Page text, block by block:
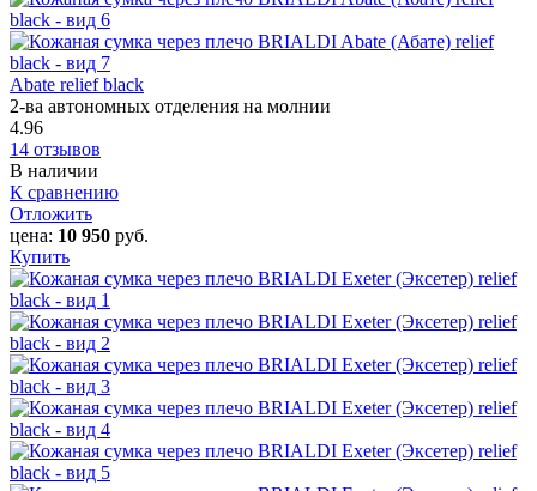
Abate relief black
2-ва автономных отделения на молнии
4.96
14 отзывов
В наличии
К сравнению
Отложить
цена: 10 950 руб.
Купить